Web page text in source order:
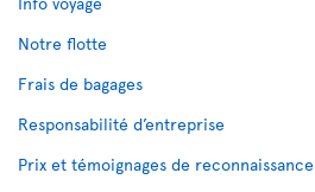
Notre flotte
Frais de bagages
Responsabilité d’entreprise
Prix et témoignages de reconnaissance